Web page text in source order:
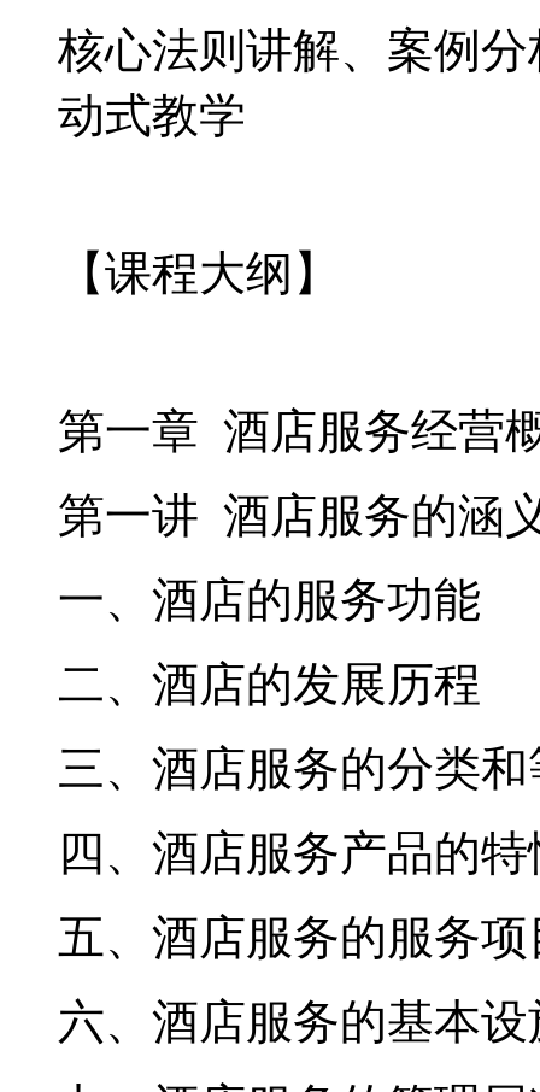
核心法则讲解、案例
动式教学
【课程大纲】
第一章 酒店服务经营
第一讲 酒店服务的涵
一、酒店的服务功能
二、酒店的发展历程
三、酒店服务的分类
四、酒店服务产品的特
五、酒店服务的服务
六、酒店服务的基本设